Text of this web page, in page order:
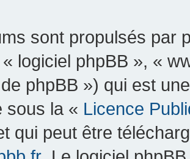
sont propulsés par
logiciel phpBB », «
phpBB ») qui est
sous la « Licence
qui peut être